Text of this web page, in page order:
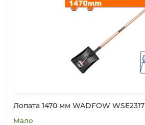
Лопата 1470 мм WADFOW WSE2317
Мало